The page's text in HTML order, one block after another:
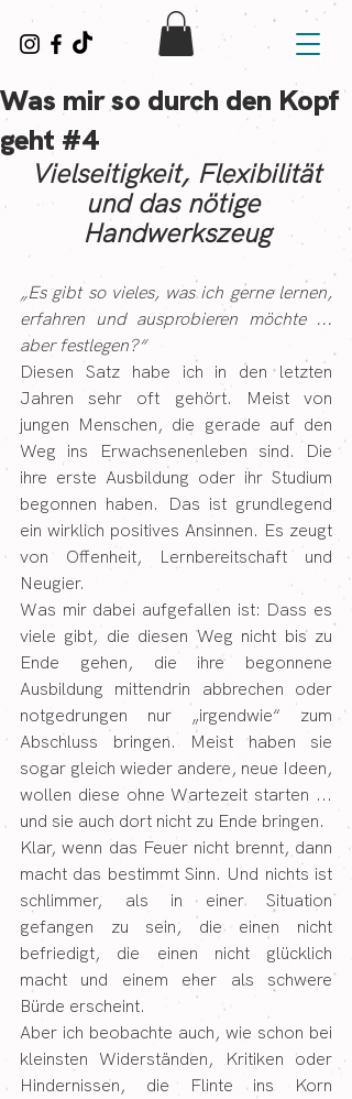
Was mir so durch den Kopf
geht #4
Vielseitigkeit, Flexibilität
und das nötige
Handwerkszeug
„Es gibt so vieles, was ich gerne lernen,
erfahren und ausprobieren möchte ...
aber festlegen?“
Diesen Satz habe ich in den letzten
Jahren sehr oft gehört. Meist von
jungen Menschen, die gerade auf den
Weg ins Erwachsenenleben sind. Die
ihre erste Ausbildung oder ihr Studium
begonnen haben. Das ist grundlegend
ein wirklich positives Ansinnen. Es zeugt
von Offenheit, Lernbereitschaft und
Neugier.
Was mir dabei aufgefallen ist: Dass es
viele gibt, die diesen Weg nicht bis zu
Ende gehen, die ihre begonnene
Ausbildung mittendrin abbrechen oder
notgedrungen nur „irgendwie“ zum
Abschluss bringen. Meist haben sie
sogar gleich wieder andere, neue Ideen,
wollen diese ohne Wartezeit starten ...
und sie auch dort nicht zu Ende bringen.
Klar, wenn das Feuer nicht brennt, dann
macht das bestimmt Sinn. Und nichts ist
schlimmer, als in einer Situation
gefangen zu sein, die einen nicht
befriedigt, die einen nicht glücklich
macht und einem eher als schwere
Bürde erscheint.
Aber ich beobachte auch, wie schon bei
kleinsten Widerständen, Kritiken oder
Hindernissen, die Flinte ins Korn